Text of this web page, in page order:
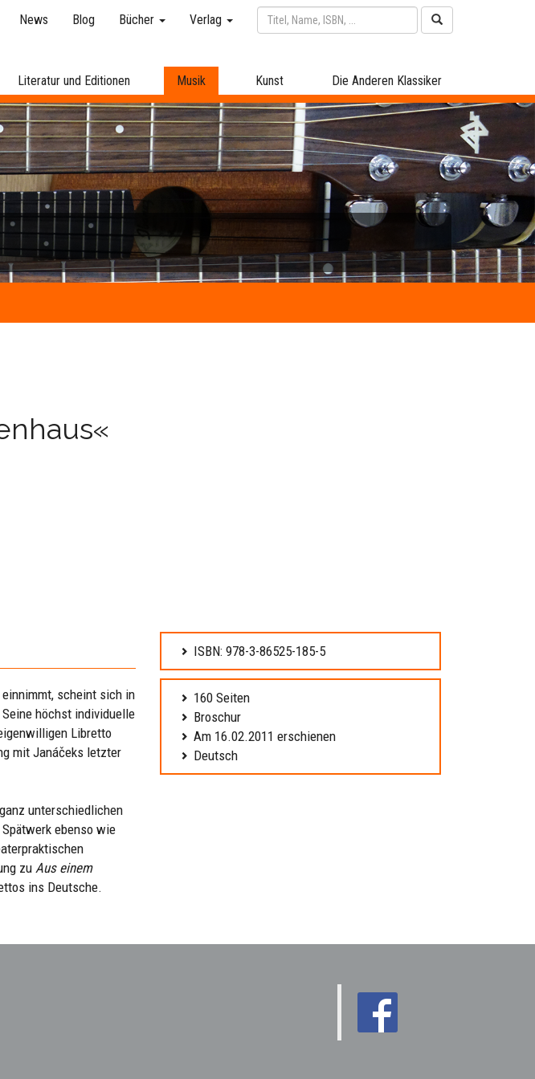
News Blog Bücher Verlag
Literatur und Editionen Musik Kunst Die Anderen Klassiker
scheint sich in
höchst individuelle
Libretto
mit Janáčeks letzter
unterschiedlichen
ebenso wie
zu Aus einem
ins Deutsche.
ISBN: 978-3-86525-185-5
160 Seiten
Broschur
Am 16.02.2011 erschienen
Deutsch